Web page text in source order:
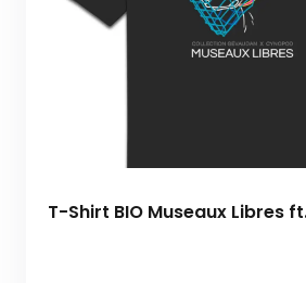
T-Shirt BIO Museaux Libres